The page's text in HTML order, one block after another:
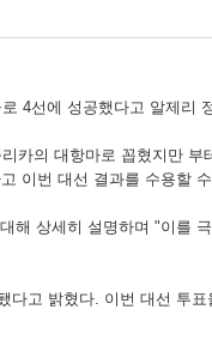
4선에 성공했다고 알제리
카의 대항마로 꼽혔지만 부
이번 대선 결과를 수용할
해 상세히 설명하며 "이를
고 밝혔다. 이번 대선 투